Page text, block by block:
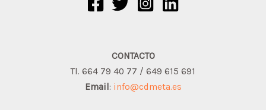
CONTACTO
Tl. 664 79 40 77 / 649 615 691
Email : info@cdmeta.es